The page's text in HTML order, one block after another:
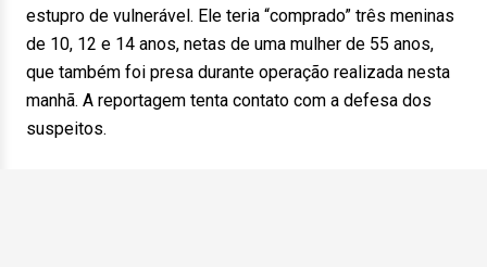
estupro de vulnerável. Ele teria “comprado” três meninas
de 10, 12 e 14 anos, netas de uma mulher de 55 anos,
que também foi presa durante operação realizada nesta
manhã. A reportagem tenta contato com a defesa dos
suspeitos.